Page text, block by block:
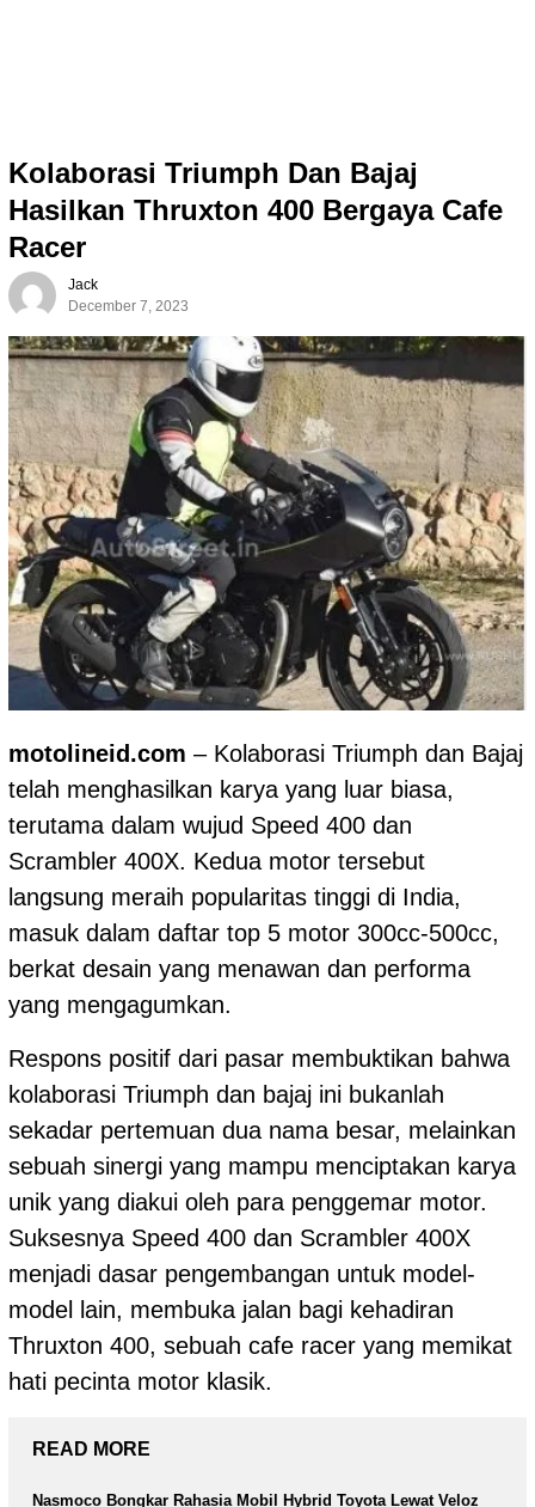
Kolaborasi Triumph Dan Bajaj
Hasilkan Thruxton 400 Bergaya Cafe
Racer
Jack
December 7, 2023
motolineid.com – Kolaborasi Triumph dan Bajaj
telah menghasilkan karya yang luar biasa,
terutama dalam wujud Speed 400 dan
Scrambler 400X. Kedua motor tersebut
langsung meraih popularitas tinggi di India,
masuk dalam daftar top 5 motor 300cc-500cc,
berkat desain yang menawan dan performa
yang mengagumkan.
Respons positif dari pasar membuktikan bahwa
kolaborasi Triumph dan bajaj ini bukanlah
sekadar pertemuan dua nama besar, melainkan
sebuah sinergi yang mampu menciptakan karya
unik yang diakui oleh para penggemar motor.
Suksesnya Speed 400 dan Scrambler 400X
menjadi dasar pengembangan untuk model-
model lain, membuka jalan bagi kehadiran
Thruxton 400, sebuah cafe racer yang memikat
hati pecinta motor klasik.
READ MORE
Nasmoco Bongkar Rahasia Mobil Hybrid Toyota Lewat Veloz